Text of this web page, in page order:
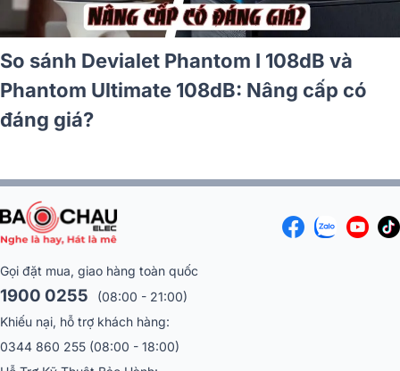
Lắp đặt bộ Loa Devialet Phantom I 108DB
cho anh Hòa tại Đà Nẵng
1900 0255 (08:00 - 21:00)
Khiếu nại, hỗ trợ khách hàng:
0344 860 255(08:00 - 18:00)
Hỗ Trợ Kỹ Thuật Bảo Hành: